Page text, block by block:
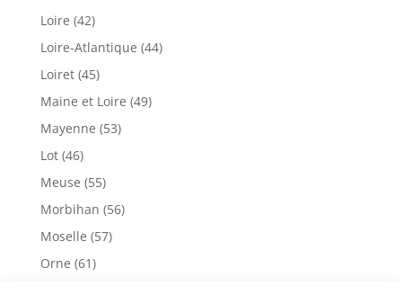
Loire (42)
Loire-Atlantique (44)
Loiret (45)
Maine et Loire (49)
Mayenne (53)
Lot (46)
Meuse (55)
Morbihan (56)
Moselle (57)
Orne (61)